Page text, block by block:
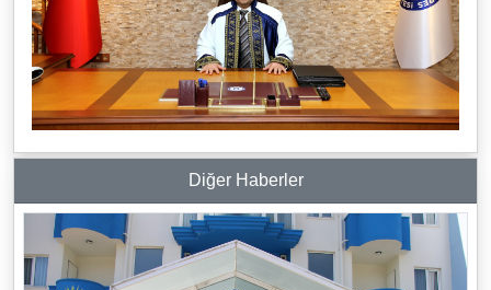
Diğer Haberler